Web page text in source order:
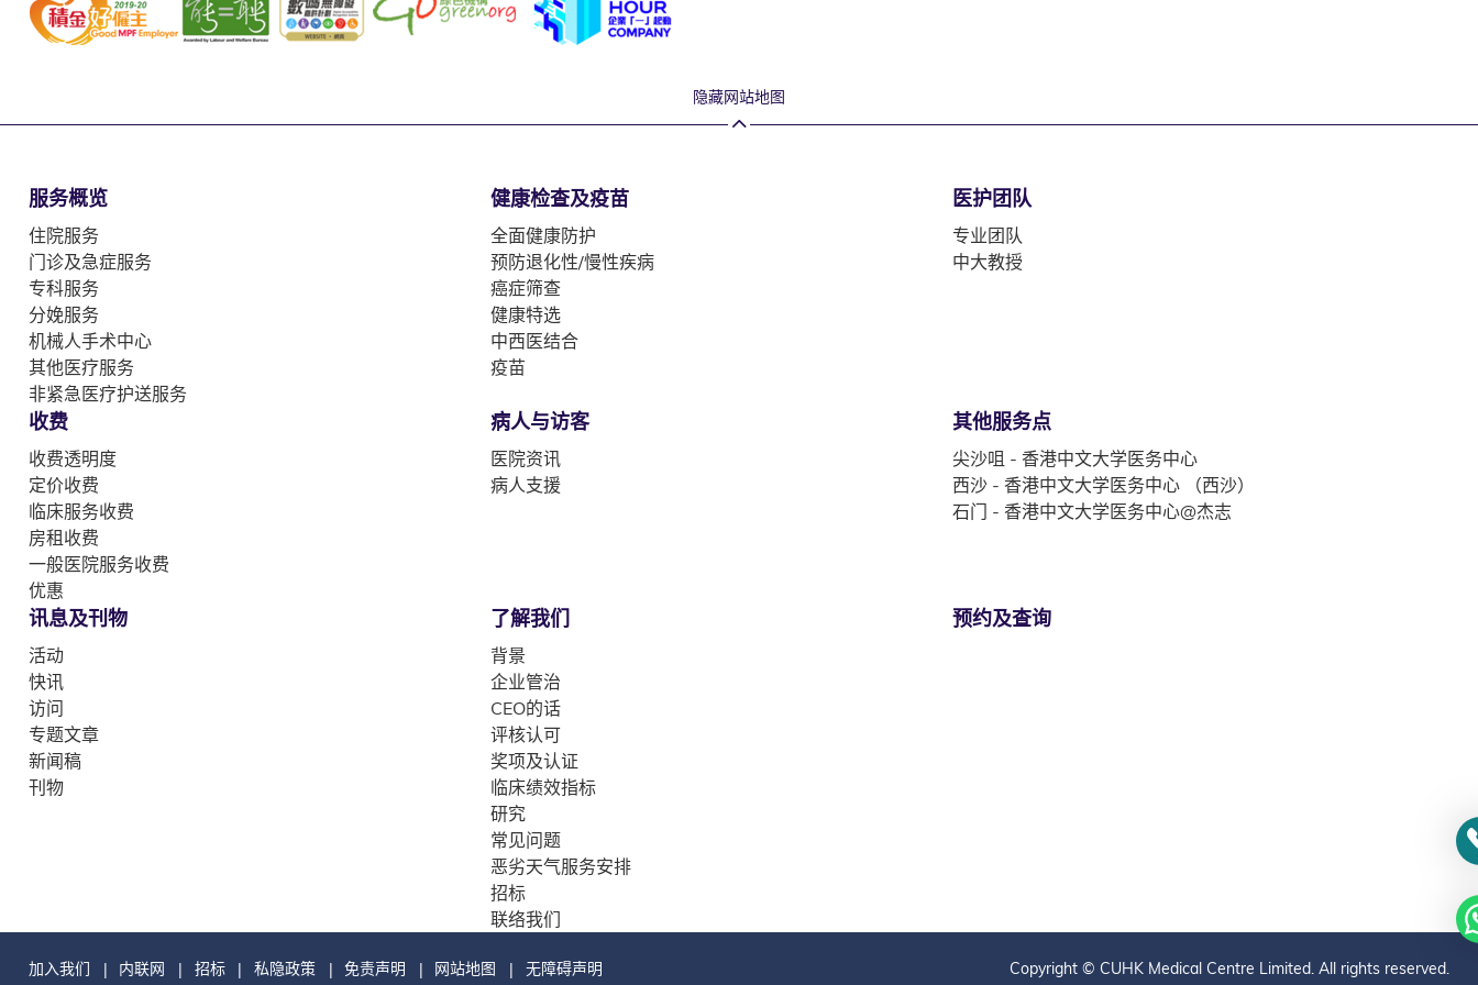
隐藏网站地图
服务概览
住院服务
门诊及急症服务
专科服务
分娩服务
机械人手术中心
其他医疗服务
非紧急医疗护送服务
健康检查及疫苗
全面健康防护
预防退化性/慢性疾病
癌症筛查
健康特选
中西医结合
疫苗
医护团队
专业团队
中大教授
收费
收费透明度
定价收费
临床服务收费
房租收费
一般医院服务收费
优惠
病人与访客
医院资讯
病人支援
其他服务点
尖沙咀 - 香港中文大学医务中心
西沙 - 香港中文大学医务中心 （西沙）
石门 - 香港中文大学医务中心@杰志
讯息及刊物
活动
快讯
访问
专题文章
新闻稿
刊物
了解我们
背景
企业管治
CEO的话
评核认可
奖项及认证
临床绩效指标
研究
常见问题
恶劣天气服务安排
招标
联络我们
预约及查询
加入我们 内联网 招标 私隐政策 免责声明 网站地图 无障碍声明 Copyright © CUHK Medical Centre Limited. All rights reserved.